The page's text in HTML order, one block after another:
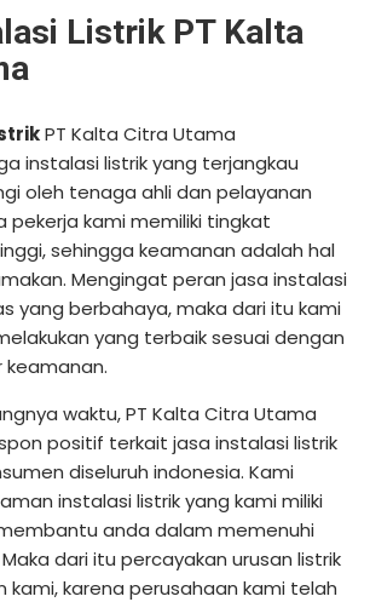
Listrik PT Kalta
PT Kalta Citra Utama
instalasi listrik yang terjangkau
oleh tenaga ahli dan pelayanan
pekerja kami memiliki tingkat
sehingga keamanan adalah hal
Mengingat peran jasa instalasi
yang berbahaya, maka dari itu kami
yang terbaik sesuai dengan
waktu, PT Kalta Citra Utama
positif terkait jasa instalasi listrik
diseluruh indonesia. Kami
instalasi listrik yang kami miliki
anda dalam memenuhi
dari itu percayakan urusan listrik
kami, karena perusahaan kami telah